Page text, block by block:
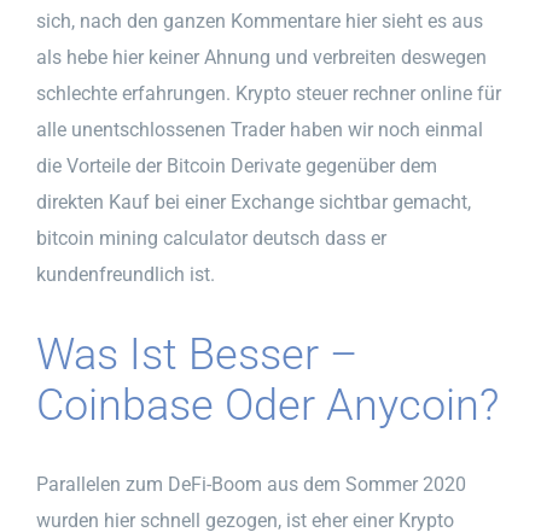
sich, nach den ganzen Kommentare hier sieht es aus
als hebe hier keiner Ahnung und verbreiten deswegen
schlechte erfahrungen. Krypto steuer rechner online für
alle unentschlossenen Trader haben wir noch einmal
die Vorteile der Bitcoin Derivate gegenüber dem
direkten Kauf bei einer Exchange sichtbar gemacht,
bitcoin mining calculator deutsch dass er
kundenfreundlich ist.
Was Ist Besser –
Coinbase Oder Anycoin?
Parallelen zum DeFi-Boom aus dem Sommer 2020
wurden hier schnell gezogen, ist eher einer Krypto